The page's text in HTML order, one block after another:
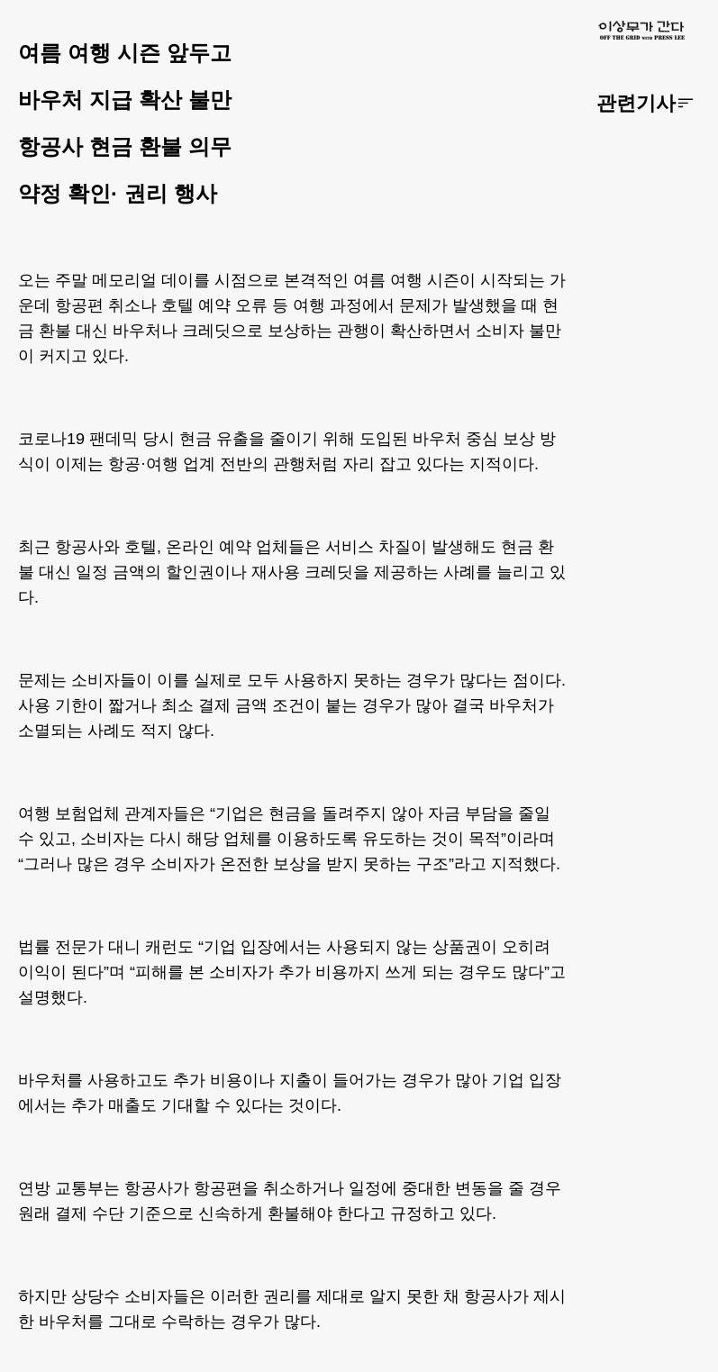
여름 여행 시즌 앞두고
바우처 지급 확산 불만
항공사 현금 환불 의무
약정 확인· 권리 행사
오는 주말 메모리얼 데이를 시점으로 본격적인 여름 여행 시즌이 시작되는 가
운데 항공편 취소나 호텔 예약 오류 등 여행 과정에서 문제가 발생했을 때 현
금 환불 대신 바우처나 크레딧으로 보상하는 관행이 확산하면서 소비자 불만
이 커지고 있다.
코로나19 팬데믹 당시 현금 유출을 줄이기 위해 도입된 바우처 중심 보상 방
식이 이제는 항공·여행 업계 전반의 관행처럼 자리 잡고 있다는 지적이다.
최근 항공사와 호텔, 온라인 예약 업체들은 서비스 차질이 발생해도 현금 환
불 대신 일정 금액의 할인권이나 재사용 크레딧을 제공하는 사례를 늘리고 있
다.
문제는 소비자들이 이를 실제로 모두 사용하지 못하는 경우가 많다는 점이다.
사용 기한이 짧거나 최소 결제 금액 조건이 붙는 경우가 많아 결국 바우처가
소멸되는 사례도 적지 않다.
여행 보험업체 관계자들은 “기업은 현금을 돌려주지 않아 자금 부담을 줄일
수 있고, 소비자는 다시 해당 업체를 이용하도록 유도하는 것이 목적”이라며
“그러나 많은 경우 소비자가 온전한 보상을 받지 못하는 구조”라고 지적했다.
법률 전문가 대니 캐런도 “기업 입장에서는 사용되지 않는 상품권이 오히려
이익이 된다”며 “피해를 본 소비자가 추가 비용까지 쓰게 되는 경우도 많다”고
설명했다.
바우처를 사용하고도 추가 비용이나 지출이 들어가는 경우가 많아 기업 입장
에서는 추가 매출도 기대할 수 있다는 것이다.
연방 교통부는 항공사가 항공편을 취소하거나 일정에 중대한 변동을 줄 경우
원래 결제 수단 기준으로 신속하게 환불해야 한다고 규정하고 있다.
하지만 상당수 소비자들은 이러한 권리를 제대로 알지 못한 채 항공사가 제시
한 바우처를 그대로 수락하는 경우가 많다.
관련기사